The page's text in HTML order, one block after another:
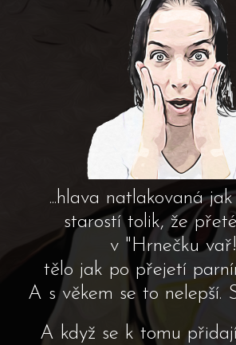
...hlava natlakovaná
starostí tolik, že
v "Hrnečku
tělo jak po přejetí
A s věkem se to nelepší.
A když se k tomu